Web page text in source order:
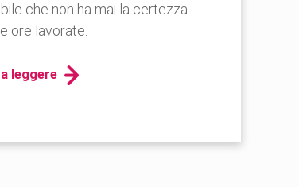
che non ha mai la certezza
ore lavorate.
leggere